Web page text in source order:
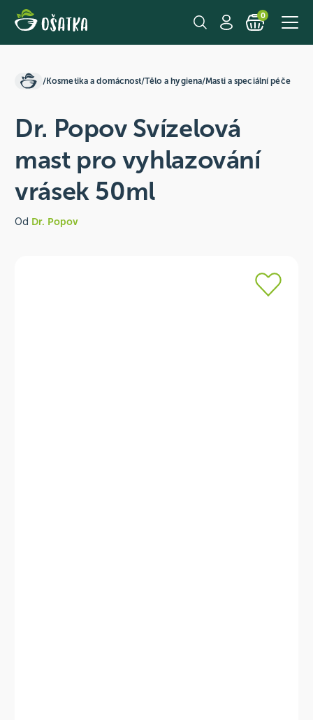
0
/Kosmetika a domácnost/Tělo a hygiena/Masti a speciální péče
Dr. Popov Svízelová
mast pro vyhlazování
vrásek 50ml
Od Dr. Popov